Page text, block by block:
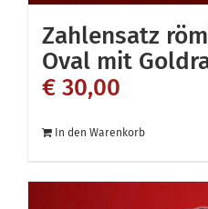
Zahlensatz
Oval mit
€ 30,00
In den Warenkorb